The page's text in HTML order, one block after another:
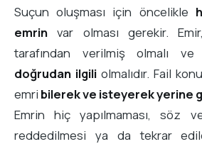
Suçun oluşması için öncelikle
emrin var olması gerekir.
tarafından verilmiş olmalı ve
doğrudan ilgili olmalıdır. Fail
emri bilerek ve isteyerek yerine
Emrin hiç yapılmaması, söz
reddedilmesi ya da tekrar